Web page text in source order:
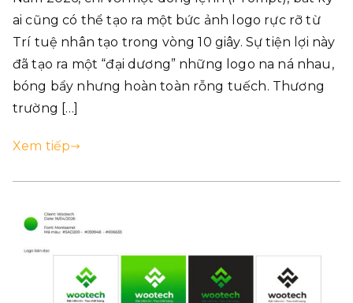
ai cũng có thể tạo ra một bức ảnh logo rực rỡ từ
Trí tuệ nhân tạo trong vòng 10 giây. Sự tiện lợi này
đã tạo ra một “đại dương” những logo na ná nhau,
bóng bẩy nhưng hoàn toàn rỗng tuếch. Thương
trường […]
Xem tiếp